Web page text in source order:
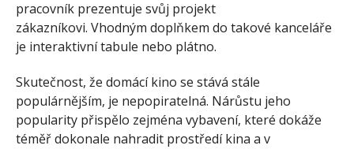
pracovník prezentuje svůj projekt
zákazníkovi. Vhodným doplňkem do takové kanceláře
je interaktivní tabule nebo plátno.
Skutečnost, že domácí kino se stává stále
populárnějším, je nepopiratelná. Nárůstu jeho
popularity přispělo zejména vybavení, které dokáže
téměř dokonale nahradit prostředí kina a v